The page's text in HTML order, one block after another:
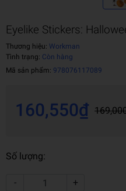
Eyelike Stickers:
Thương hiệu: Workman
Tình trạng: Còn hàng
Mã sản phẩm: 978076117089
160,550₫
Số lượng:
- +